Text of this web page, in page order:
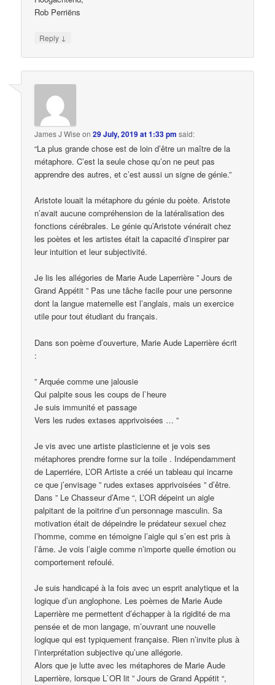
Rob Perriëns
Reply ↓
James J Wise on29 July, 2019 at 1:33 pm said:
“La plus grande chose est de loin d’être un maître de la
métaphore. C’est la seule chose qu’on ne peut pas
apprendre des autres, et c’est aussi un signe de génie.”
Aristote louait la métaphore du génie du poète. Aristote
n’avait aucune compréhension de la latéralisation des
fonctions cérébrales. Le génie qu’Aristote vénérait chez
les poètes et les artistes était la capacité d’inspirer par
leur intuition et leur subjectivité.
Je lis les allégories de Marie Aude Laperrière ” Jours de
Grand Appétit ” Pas une tâche facile pour une personne
dont la langue maternelle est l’anglais, mais un exercice
utile pour tout étudiant du français.
Dans son poème d’ouverture, Marie Aude Laperrière écrit
:
” Arquée comme une jalousie
Qui palpite sous les coups de l`heure
Je suis immunité et passage
Vers les rudes extases apprivoisées … ”
Je vis avec une artiste plasticienne et je vois ses
métaphores prendre forme sur la toile . Indépendamment
de Laperriére, L’OR Artiste a créé un tableau qui incarne
ce que j’envisage ” rudes extases apprivoisées ” d’être.
Dans ” Le Chasseur d’Ame “, L’OR dépeint un aigle
palpitant de la poitrine d’un personnage masculin. Sa
motivation était de dépeindre le prédateur sexuel chez
l’homme, comme en témoigne l’aigle qui s’en est pris à
l’âme. Je vois l’aigle comme n’importe quelle émotion ou
comportement refoulé.
Je suis handicapé à la fois avec un esprit analytique et la
logique d’un anglophone. Les poèmes de Marie Aude
Laperrière me permettent d’échapper à la rigidité de ma
pensée et de mon langage, m’ouvrant une nouvelle
logique qui est typiquement française. Rien n’invite plus à
l’interprétation subjective qu’une allégorie.
Alors que je lutte avec les métaphores de Marie Aude
Laperrière, lorsque L`OR lit ” Jours de Grand Appétit “,